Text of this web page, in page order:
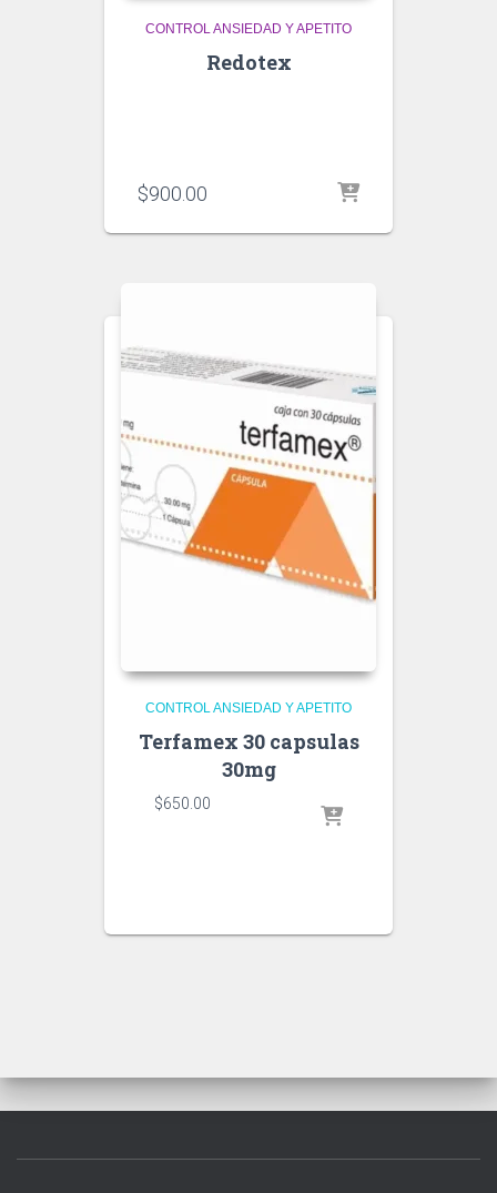
CONTROL ANSIEDAD Y APETITO
Redotex
$900.00
CONTROL ANSIEDAD Y APETITO
Terfamex 30 capsulas
30mg
$650.00